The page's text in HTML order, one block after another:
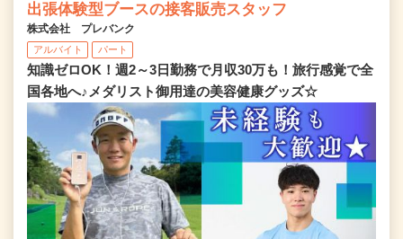
出張体験型ブースの接客販売スタッフ
株式会社 プレバンク
アルバイト パート
知識ゼロOK！週2～3日勤務で月収30万も！旅行感覚で全
国各地へ♪メダリスト御用達の美容健康グッズ☆